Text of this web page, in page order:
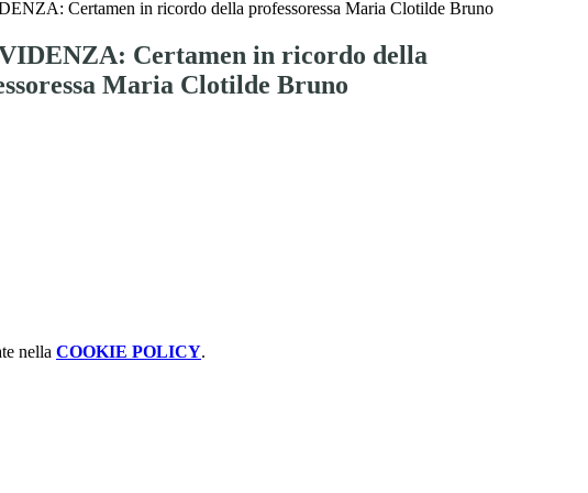
Certamen in ricordo della professoressa Maria Clotilde Bruno
Certamen in ricordo della
Maria Clotilde Bruno
nella COOKIE POLICY.